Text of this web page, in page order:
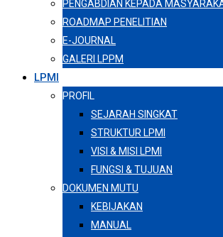
PENGABDIAN KEPADA
ROADMAP PENELITIAN
E-JOURNAL
GALERI LPPM
LPMI
PROFIL
SEJARAH SINGKAT
STRUKTUR LPMI
VISI & MISI LPMI
FUNGSI & TUJUAN
DOKUMEN MUTU
KEBIJAKAN
MANUAL